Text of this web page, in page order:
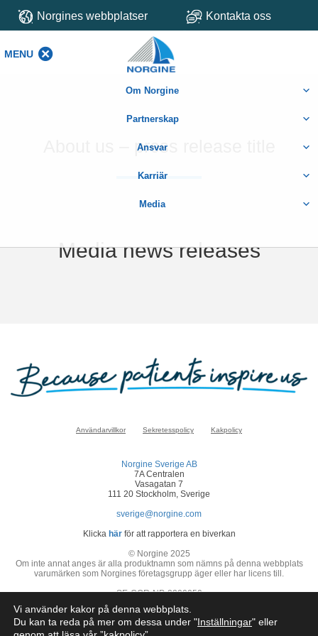
Norgines webbplatser Kontakta oss
MENU
Om Norgine
Partnerskap
Ansvar
Karriär
Media
About us – press release title
Media news releases
Användarvillkor Sekretesspolicy Kakpolicy
Norgine Sverige AB
7A Centralen
Vasagatan 7
111 20 Stockholm, Sverige
sverige@norgine.com
Klicka härför att rapportera en biverkan
© Norgine 2025
Om inte annat anges är alla produktnamn som nämns på denna webbplats
varumärken som Norgines företagsgrupp äger eller har licens till.
SE-COR-NP-2200050
Vi använder kakor på denna webbplats.
Du kan ta reda på mer om dessa under "Inställningar" eller